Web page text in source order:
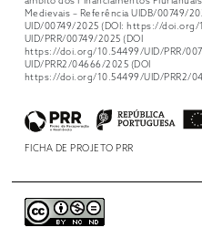
Medievais – Referência UIDB/00749/
UID/00749/2025 (DOI: https://doi.org/
UID/PRR/00749/2025 (DOI
https://doi.org/10.54499/UID/PRR/
UID/PRR2/04666/2025 (DOI
https://doi.org/10.54499/UID/PRR2/
FICHA DE PROJETO PRR